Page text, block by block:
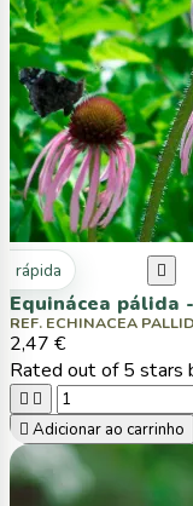
rápida 
Equinácea pálida
REF. ECHINACEA
2,47 €
Rated out of 5 stars
 
 Adicionar ao carrinho